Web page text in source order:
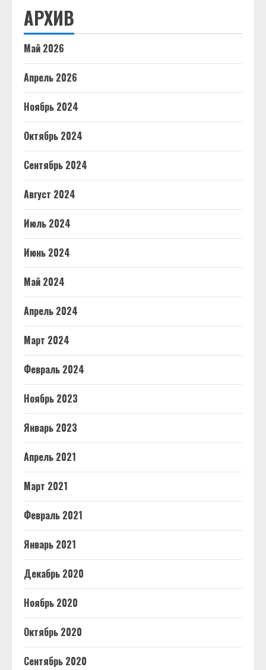
АРХИВ
Май 2026
Апрель 2026
Ноябрь 2024
Октябрь 2024
Сентябрь 2024
Август 2024
Июль 2024
Июнь 2024
Май 2024
Апрель 2024
Март 2024
Февраль 2024
Ноябрь 2023
Январь 2023
Апрель 2021
Март 2021
Февраль 2021
Январь 2021
Декабрь 2020
Ноябрь 2020
Октябрь 2020
Сентябрь 2020